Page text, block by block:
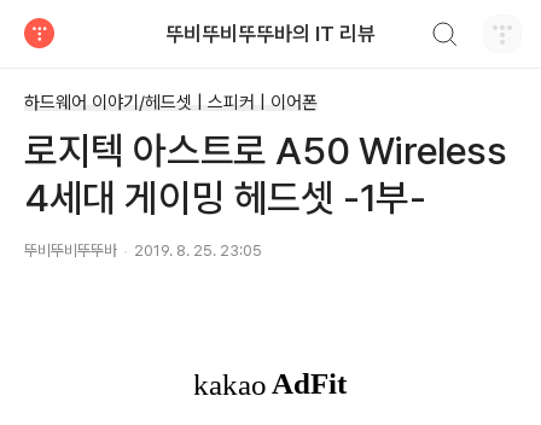
뚜비뚜비뚜뚜바의 IT 리뷰
하드웨어 이야기/헤드셋 | 스피커 | 이어폰
로지텍 아스트로 A50 Wireless
4세대 게이밍 헤드셋 -1부-
뚜비뚜비뚜뚜바 2019. 8. 25. 23:05